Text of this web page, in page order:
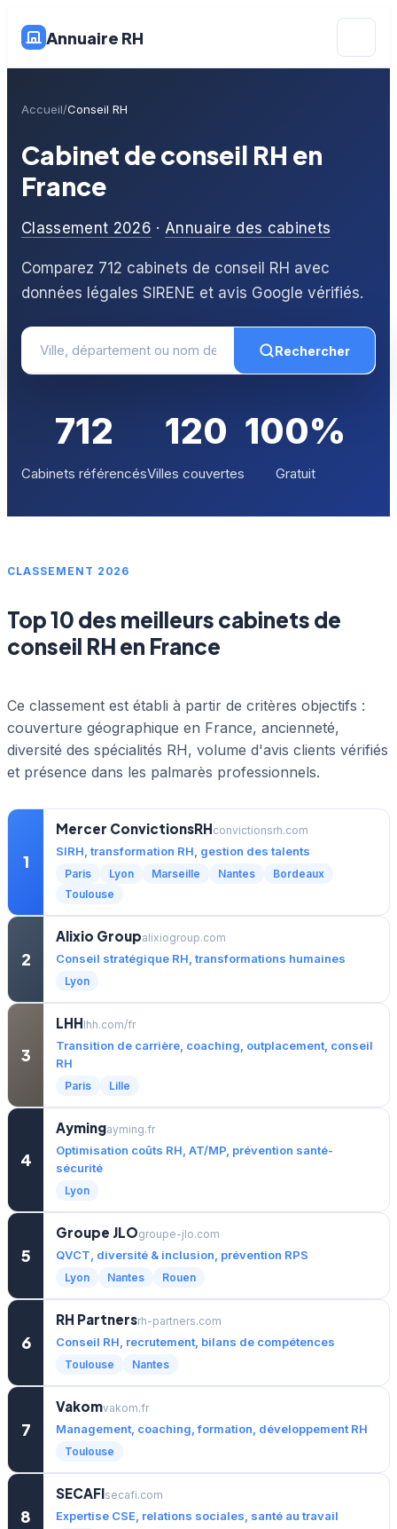
Annuaire RH
Accueil Conseil RH
Cabinet de conseil RH en
France
Classement 2026 · Annuaire des cabinets
Comparez 712 cabinets de conseil RH avec
données légales SIRENE et avis Google vérifiés.
Rechercher
712
Cabinets référencés
120
Villes couvertes
100%
Gratuit
CLASSEMENT 2026
Top 10 des meilleurs cabinets de
conseil RH en France
Ce classement est établi à partir de critères objectifs :
couverture géographique en France, ancienneté,
diversité des spécialités RH, volume d'avis clients vérifiés
et présence dans les palmarès professionnels.
1
Mercer ConvictionsRHconvictionsrh.com
SIRH, transformation RH, gestion des talents
Paris Lyon Marseille Nantes
Bordeaux
Toulouse
2
Alixio Groupalixiogroup.com
Conseil stratégique RH, transformations humaines
Lyon
3
LHHlhh.com/fr
Transition de carrière, coaching, outplacement, conseil
RH
Paris Lille
4
Aymingayming.fr
Optimisation coûts RH, AT/MP, prévention santé-
sécurité
Lyon
5
Groupe JLOgroupe-jlo.com
QVCT, diversité & inclusion, prévention RPS
Lyon Nantes Rouen
6
RH Partnersrh-partners.com
Conseil RH, recrutement, bilans de compétences
Toulouse Nantes
7
Vakomvakom.fr
Management, coaching, formation, développement RH
Toulouse
8
SECAFIsecafi.com
Expertise CSE, relations sociales, santé au travail